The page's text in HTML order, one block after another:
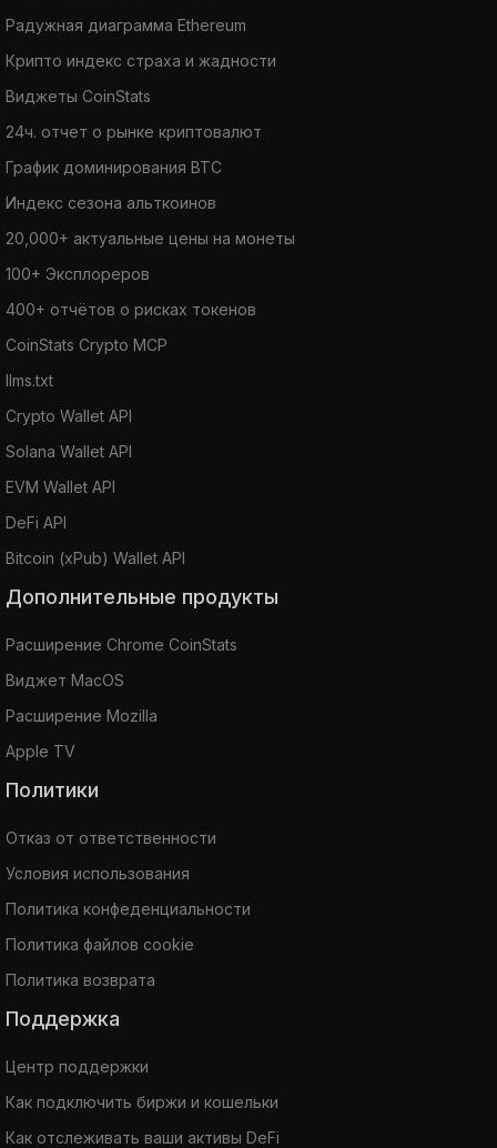
Радужная диаграмма Ethereum
Крипто индекс страха и жадности
Виджеты CoinStats
24ч. отчет о рынке криптовалют
График доминирования BTC
Индекс сезона альткоинов
20,000+ актуальные цены на монеты
100+ Эксплореров
400+ отчётов о рисках токенов
CoinStats Crypto MCP
llms.txt
Crypto Wallet API
Solana Wallet API
EVM Wallet API
DeFi API
Bitcoin (xPub) Wallet API
Дополнительные продукты
Расширение Chrome CoinStats
Виджет MacOS
Расширение Mozilla
Apple TV
Политики
Отказ от ответственности
Условия использования
Политика конфеденциальности
Политика файлов cookie
Политика возврата
Поддержка
Центр поддержки
Как подключить биржи и кошельки
Как отслеживать ваши активы DeFi